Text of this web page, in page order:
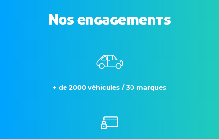
Nos engagements
+ de 2000 véhicules / 30 marques